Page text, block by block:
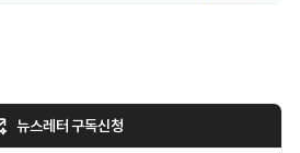
뉴스레터 구독신청